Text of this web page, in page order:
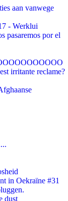
aan vanwege
- Werklui
pasaremos por el
irritante reclame?
in Oekraïne #31
dust